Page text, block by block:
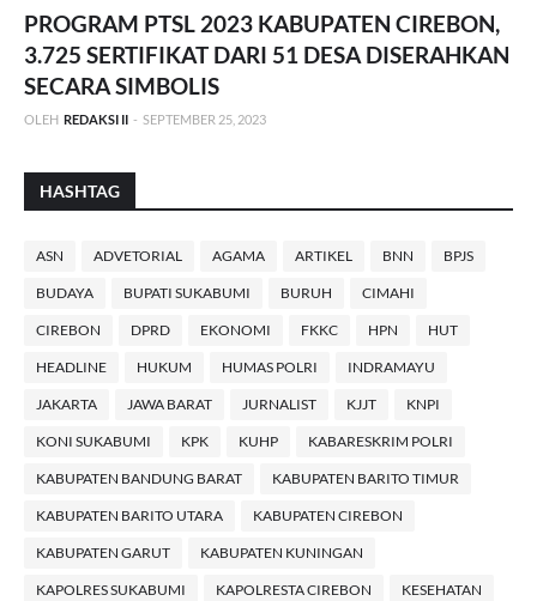
PROGRAM PTSL 2023 KABUPATEN CIREBON,
3.725 SERTIFIKAT DARI 51 DESA DISERAHKAN
SECARA SIMBOLIS
OLEH REDAKSI II - SEPTEMBER 25, 2023
HASHTAG
ASN ADVETORIAL AGAMA ARTIKEL BNN BPJS
BUDAYA BUPATI SUKABUMI BURUH CIMAHI
CIREBON DPRD EKONOMI FKKC HPN HUT
HEADLINE HUKUM HUMAS POLRI INDRAMAYU
JAKARTA JAWA BARAT JURNALIST KJJT KNPI
KONI SUKABUMI KPK KUHP KABARESKRIM POLRI
KABUPATEN BANDUNG BARAT KABUPATEN BARITO TIMUR
KABUPATEN BARITO UTARA KABUPATEN CIREBON
KABUPATEN GARUT KABUPATEN KUNINGAN
KAPOLRES SUKABUMI KAPOLRESTA CIREBON KESEHATAN